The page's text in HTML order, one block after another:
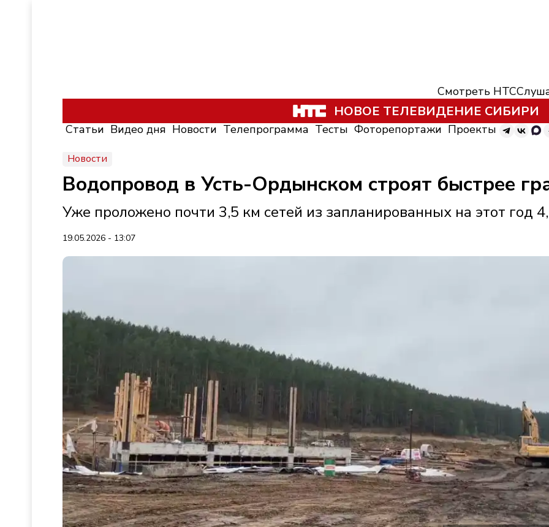
Смотреть НТС
НОВОЕ ТЕЛЕВИДЕНИЕ СИБИРИ
Статьи Видео дня Новости Телепрограмма Тесты Фоторепортажи Проекты
Новости
Водопровод в Усть-Ордынском строят быстрее
Уже проложено почти 3,5 км сетей из запланированных на этот год
19.05.2026 - 13:07